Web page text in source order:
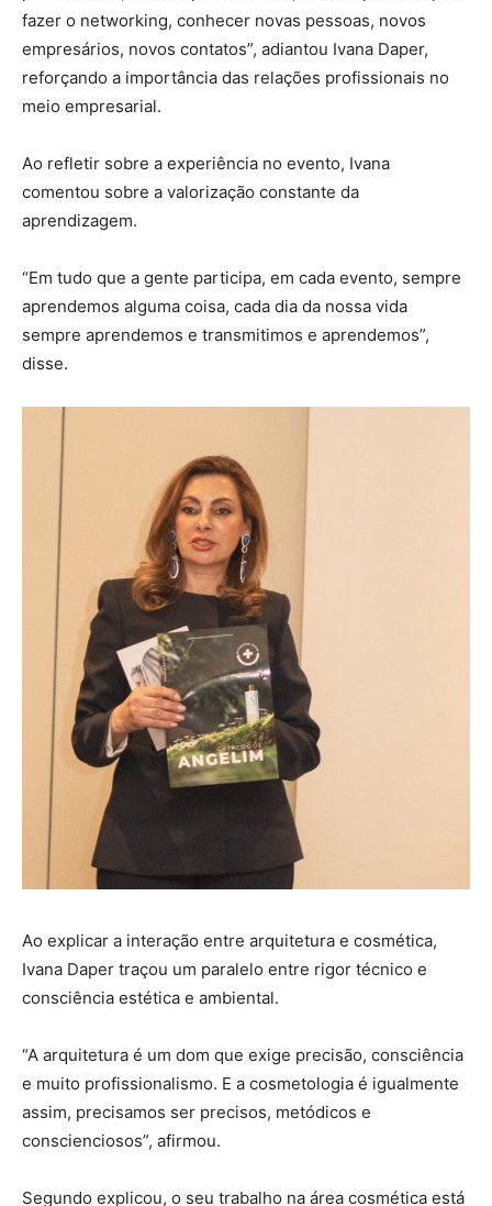
fazer o networking, conhecer novas pessoas, novos
empresários, novos contatos”, adiantou Ivana Daper,
reforçando a importância das relações profissionais no
meio empresarial.
Ao refletir sobre a experiência no evento, Ivana
comentou sobre a valorização constante da
aprendizagem.
“Em tudo que a gente participa, em cada evento, sempre
aprendemos alguma coisa, cada dia da nossa vida
sempre aprendemos e transmitimos e aprendemos”,
disse.
Ao explicar a interação entre arquitetura e cosmética,
Ivana Daper traçou um paralelo entre rigor técnico e
consciência estética e ambiental.
“A arquitetura é um dom que exige precisão, consciência
e muito profissionalismo. E a cosmetologia é igualmente
assim, precisamos ser precisos, metódicos e
conscienciosos”, afirmou.
Segundo explicou, o seu trabalho na área cosmética está